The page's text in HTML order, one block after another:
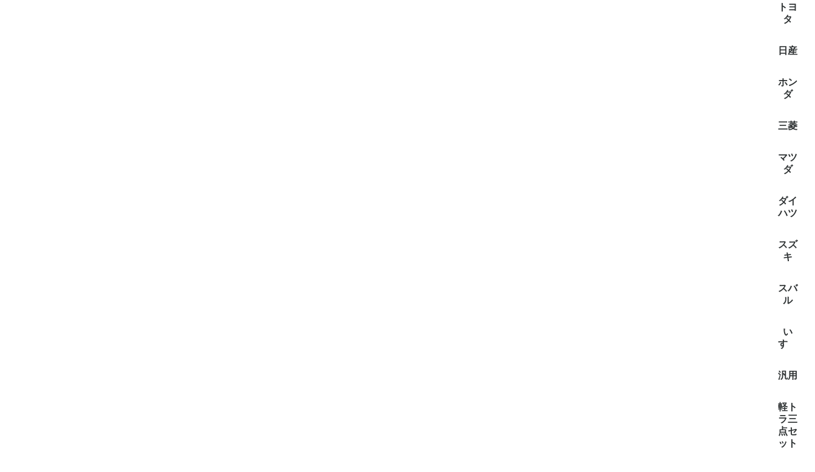
トヨ
タ
全て見
クラウ
ハイエ
ハイエ
ピクシ
ピクシ
ピクシ
日産
全て見
キャラ
クリッ
(2)
クリッ
バネッ
ホン
ダ
全て見
アクテ
アクテ
三菱
全て見
タウン
ミニキ
(2)
ミニキ
マツ
ダ
全て見
スクラ
スクラ
タイタ
ダイ
ハツ
全て見
アトレ
ハイゼ
イゼッ
ハイゼ
(3)
スズ
キ
全て見
エブリ
キャリ
スーパ
スバ
ル
全て見
サンバ
サンバ
(1)
サンバ
い
すゞ
全て見
エルフ
汎用
全て見
汎用(3)
軽ト
ラ三
点セ
ット